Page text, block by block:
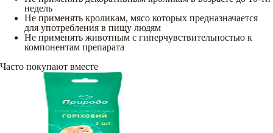
недель
Не применять кроликам, мясо которых предназначается
для употребления в пищу людям
Не применять животным с гиперчувствительностью к
компонентам препарата
Часто покупают вместе